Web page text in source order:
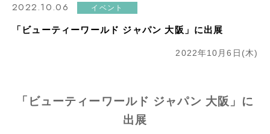
2022.10.06 イベント
「ビューティーワールド ジャパン 大阪」に出展
2022年10月6日(木)
「ビューティーワールド ジャパン 大阪」に
出展